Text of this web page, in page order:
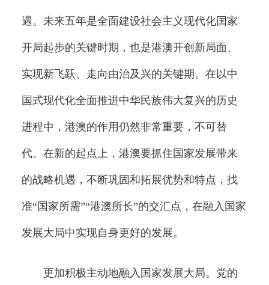
遇。未来五年是全面建设社会主义现代化国家
开局起步的关键时期，也是港澳开创新局面、
实现新飞跃、走向由治及兴的关键期。在以中
国式现代化全面推进中华民族伟大复兴的历史
进程中，港澳的作用仍然非常重要，不可替
代。在新的起点上，港澳要抓住国家发展带来
的战略机遇，不断巩固和拓展优势和特点，找
准“国家所需”“港澳所长”的交汇点，在融入国家
发展大局中实现自身更好的发展。
更加积极主动地融入国家发展大局。党的